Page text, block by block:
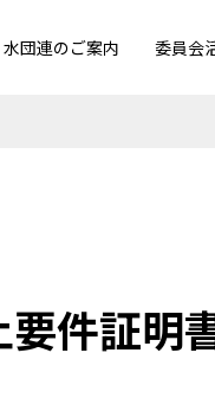
水団連のご案内 委員会
件証明書